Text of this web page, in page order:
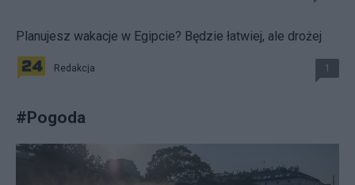
Planujesz wakacje w Egipcie? Będzie łatwiej, ale drożej
Redakcja 1
#Pogoda